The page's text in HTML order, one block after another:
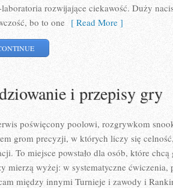
rozwijające ciekawość. Duży
bo to one [ Read More ]
i przepisy gry
poświęcony poolowi, rozgrywkom
grom precyzji, w których liczy się
To miejsce powstało dla osób, które
mierzą wyżej: w systematyczne ćwiczenia,
między innymi Turnieje i zawody i